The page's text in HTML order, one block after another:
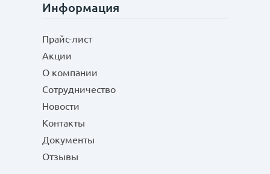
Информация
Прайс-лист
Акции
О компании
Сотрудничество
Новости
Контакты
Документы
Отзывы